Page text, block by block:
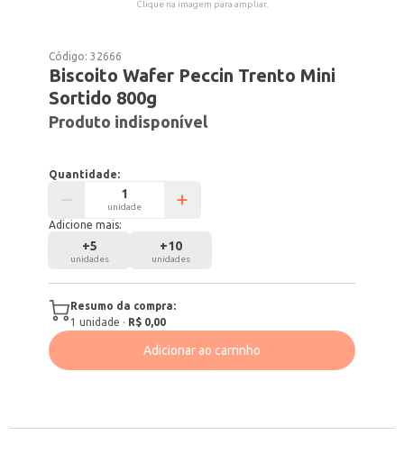
Clique na imagem para ampliar.
Código:32666
Biscoito Wafer Peccin Trento Mini
Sortido 800g
Produto indisponível
Quantidade:
unidade
Adicione mais:
+5
unidades
+10
unidades
Resumo da compra:
1 unidade · R$ 0,00
Adicionar ao carrinho